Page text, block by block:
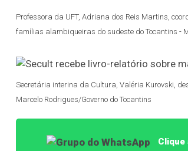
Professora da UFT, Adriana dos Reis Martins,
famílias alambiqueiras do sudeste do Tocantins -
Secretária interina da Cultura, Valéria Kurovski,
Marcelo Rodrigues/Governo do Tocantins
Clique